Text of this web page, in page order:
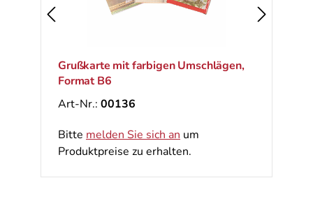
Grußkarte mit farbigen Umschlägen,
Format B6
Art-Nr.: 00136
Bitte melden Sie sich an um
Produktpreise zu erhalten.